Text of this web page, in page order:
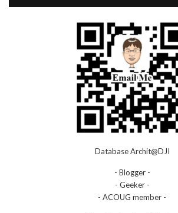
Database Archit@DJI
- Blogger -
- Geeker -
- ACOUG member -